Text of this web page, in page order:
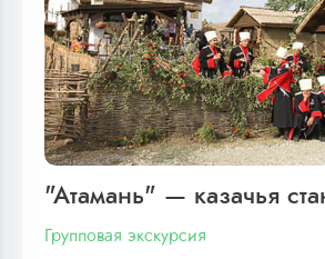
"Атамань" — казачья
Групповая экскурсия